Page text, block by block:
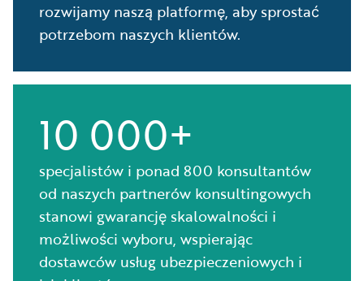
rozwijamy naszą platformę, aby sprostać
potrzebom naszych klientów.
10 000+
specjalistów i ponad 800 konsultantów
od naszych partnerów konsultingowych
stanowi gwarancję skalowalności i
możliwości wyboru, wspierając
dostawców usług ubezpieczeniowych i